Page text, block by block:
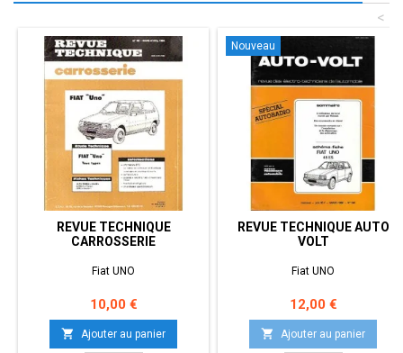
<
REVUE TECHNIQUE
CARROSSERIE
Fiat UNO
Prix
10,00 €
 Ajouter au panier
Nouveau
REVUE TECHNIQUE AUTO
VOLT
Fiat UNO
Prix
12,00 €
 Ajouter au panier